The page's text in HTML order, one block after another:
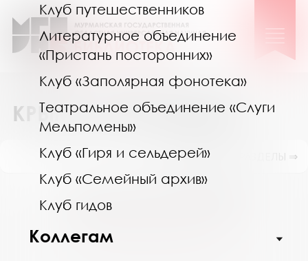
Клуб путешественников
Литературное объединение
«Пристань посторонних»
Клуб «Заполярная фонотека»
Театральное объединение «Слуги
Мельпомены»
Клуб «Гиря и сельдерей»
Клуб «Семейный архив»
Клуб гидов
Коллегам
КРЫМ – ЭТО РОССИЯ!
ПОКАЗАТЬ ПОДРАЗДЕЛЫ ⇒
Август 2026
27 28